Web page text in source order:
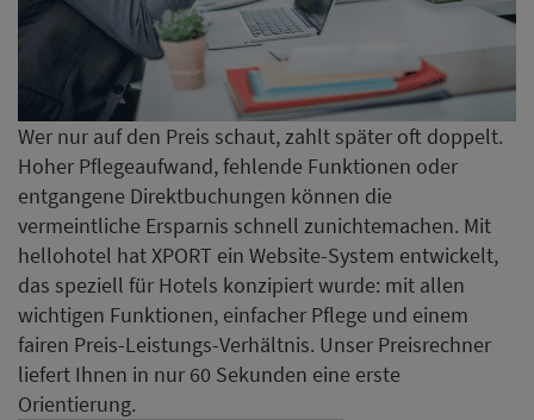
Wer nur auf den Preis schaut, zahlt später oft doppelt.
Hoher Pflegeaufwand, fehlende Funktionen oder
entgangene Direktbuchungen können die
vermeintliche Ersparnis schnell zunichtemachen. Mit
hellohotel hat XPORT ein Website-System entwickelt,
das speziell für Hotels konzipiert wurde: mit allen
wichtigen Funktionen, einfacher Pflege und einem
fairen Preis-Leistungs-Verhältnis. Unser Preisrechner
liefert Ihnen in nur 60 Sekunden eine erste
Orientierung.